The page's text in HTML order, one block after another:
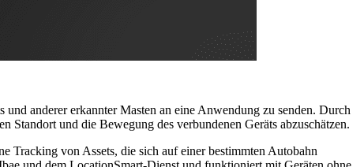
anderer erkannter Masten an eine Anwendung zu senden. Durch
und die Bewegung des verbundenen Geräts abzuschätzen.
Tracking von Assets, die sich auf einer bestimmten Autobahn